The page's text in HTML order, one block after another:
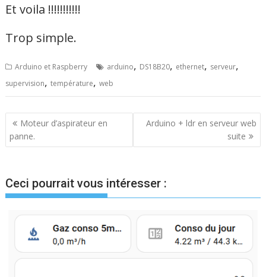
Et voila !!!!!!!!!!!
Trop simple.
Arduino et Raspberry arduino, DS18B20, ethernet, serveur,
supervision,température,web
Navigation
de
Moteur d’aspirateur en
panne.
Arduino + ldr en serveur web
suite
Ceci pourrait vous intéresser :